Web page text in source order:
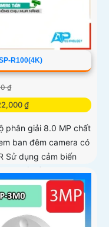
R100(4K)
₫
₫
phân giải 8.0 MP chất
ban đêm camera có
Sử dụng cảm biến
R100(4K) là một loại
liệu lên đến 512GB